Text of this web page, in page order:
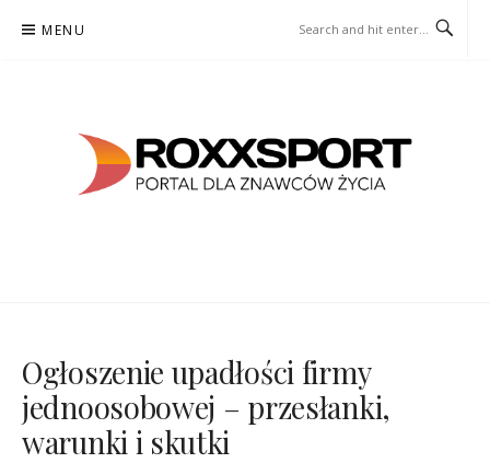
MENU
Ogłoszenie upadłości firmy
jednoosobowej – przesłanki,
warunki i skutki